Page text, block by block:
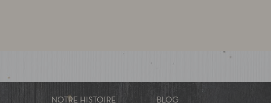
NOTRE HISTOIRE
BLOG